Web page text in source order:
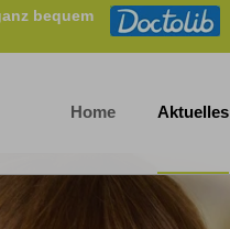
bequem
Home Aktuelles